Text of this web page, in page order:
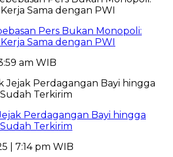
Pers Bukan Monopoli:
Sama dengan PWI
am WIB
Perdagangan Bayi hingga
Terkirim
| 7:14 pm WIB